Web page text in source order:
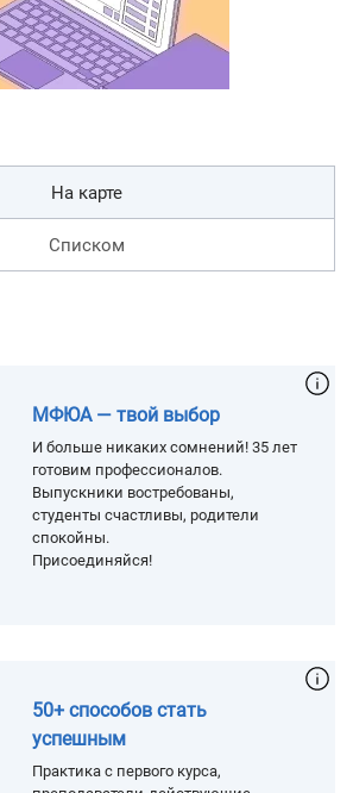
На карте
Списком
МФЮА — твой выбор
И больше никаких сомнений! 35 лет
готовим профессионалов.
Выпускники востребованы,
студенты счастливы, родители
спокойны.
Присоединяйся!
50+ способов стать
успешным
Практика с первого курса,